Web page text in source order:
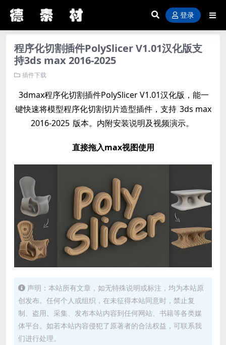
登录
程序化切割插件PolySlicer V1.01汉化版支
持3ds max 2016-2025
插件下载
3dmax程序化切割插件PolySlicer V1.01汉化版，能一
键快速将模型程序化切割切片造型插件，支持 3ds max
2016-2025 版本。内附安装说明及视频演示。
直接拖入max视图使用
声明：本站所有文章，如无特殊说明或标注，均为本站原
创发布。任何个人或组织，在未征得本站同意时，禁止复
制、盗用、采集、发布本站内容到任何网站、书籍等各类媒
体平台。如若本站内容侵犯了原著者的合法权益，可联系我
们进行处理。